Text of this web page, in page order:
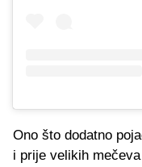
Ono što dodatno
i prije velikih